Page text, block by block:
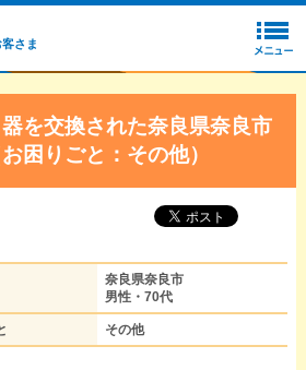
さま
を交換された奈良県奈良市
困りごと：その他）
奈良県奈良市
男性・70代
その他